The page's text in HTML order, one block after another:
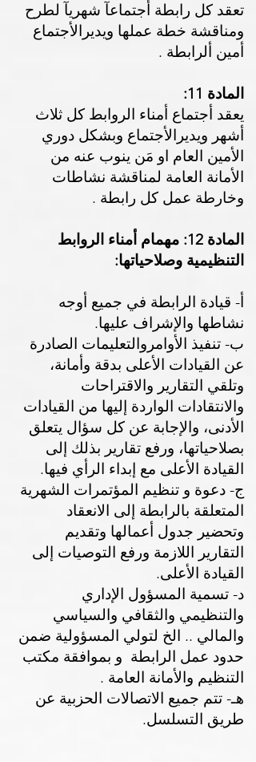
تعقد كل رابطة أجتماعآ شهريآ لطرح
ومناقشة خطة عملها ويديرالأجتماع
أمين ألرابطة .
المادة 11:
يعقد أجتماع أمناء الروابط كل ثلاث
أشهر ويديرالأجتماع وبشكل دوري
الأمين العام او مَن ينوب عنه من
الأمانة العامة لمناقشة نشاطات
وخارطة عمل كل رابطة .
المادة 12:
مهمام أمناء الروابط
التنظيمية وصلاحياتها:
أ- قيادة الرابطة في جميع أوجه
نشاطها والإشراف عليها.
ب- تنفيذ الأوامروالتعليمات الصادرة
عن القيادات الأعلى بدقة وأمانة،
وتلقي التقارير والاقتراحات
والانتقادات الواردة إليها من القيادات
الأدنى، والإجابة عن كل سؤال يتعلق
بصلاحياتها، ورفع تقارير بذلك إلى
القيادة الأعلى مع إبداء الرأي فيها.
ج- دعوة و تنظيم المؤتمرات الشهرية
المتعلقة بالرابطة إلى الانعقاد
وتحضير جدول أعمالها وتقديم
التقارير اللازمة ورفع التوصيات إلى
القيادة الأعلى.
د- تسمية المسؤول الإداري
والتنظيمي والثقافي والسياسي
والمالي .. الخ لتولي المسؤولية ضمن
حدود عمل الرابطة و بموافقة مكتب
التنظيم والأمانة العامة .
هـ- تتم جميع الاتصالات الحزبية عن
طريق التسلسل.